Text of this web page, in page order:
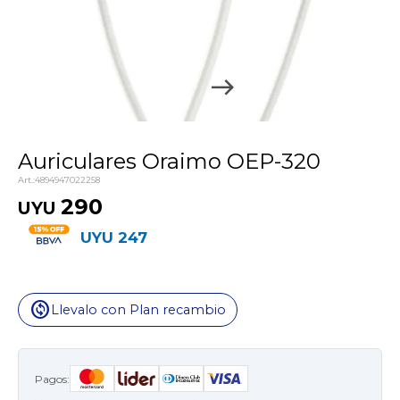
Auriculares Oraimo OEP-320
4894947022258
UYU 290
UYU 247
change_circleLlevalo con Plan recambio
Pagos: